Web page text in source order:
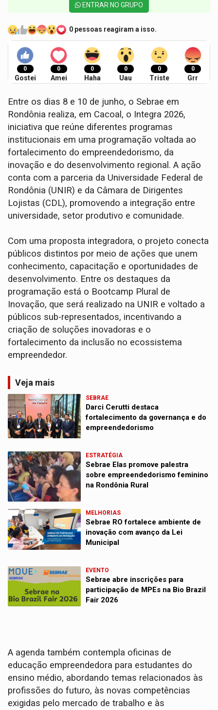
ENTRAR NO GRUPO
0 pessoas reagiram a isso.
0
Gostei
0
Amei
0
Haha
0
Uau
0
Triste
0
Grr
Entre os dias 8 e 10 de junho, o Sebrae em
Rondônia realiza, em Cacoal, o Integra 2026,
iniciativa que reúne diferentes programas
institucionais em uma programação voltada ao
fortalecimento do empreendedorismo, da
inovação e do desenvolvimento regional. A ação
conta com a parceria da Universidade Federal de
Rondônia (UNIR) e da Câmara de Dirigentes
Lojistas (CDL), promovendo a integração entre
universidade, setor produtivo e comunidade.
Com uma proposta integradora, o projeto conecta
públicos distintos por meio de ações que unem
conhecimento, capacitação e oportunidades de
desenvolvimento. Entre os destaques da
programação está o Bootcamp Plural de
Inovação, que será realizado na UNIR e voltado a
públicos sub-representados, incentivando a
criação de soluções inovadoras e o
fortalecimento da inclusão no ecossistema
empreendedor.
Veja mais
SEBRAE
Darci Cerutti destaca
fortalecimento da governança e do
empreendedorismo
ESTRATÉGIA
Sebrae Elas promove palestra
sobre empreendedorismo feminino
na Rondônia Rural
MELHORIAS
Sebrae RO fortalece ambiente de
inovação com avanço da Lei
Municipal
EVENTO
Sebrae abre inscrições para
participação de MPEs na Bio Brazil
Fair 2026
A agenda também contempla oficinas de
educação empreendedora para estudantes do
ensino médio, abordando temas relacionados às
profissões do futuro, às novas competências
exigidas pelo mercado de trabalho e às